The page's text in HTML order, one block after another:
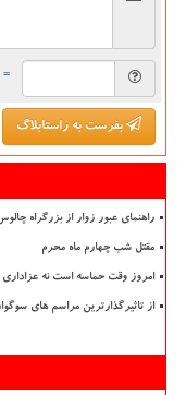
= ۲ بعلاوه ۳
بفرست به راستابلاگ
راهنمای عبور زوار از بزرگراه
مقتل شب چهارم ماه محرم
امروز وقت حماسه است نه عزاداری
از تاثیرگذارترین مراسم های